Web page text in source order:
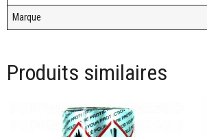
Marque
Produits similaires